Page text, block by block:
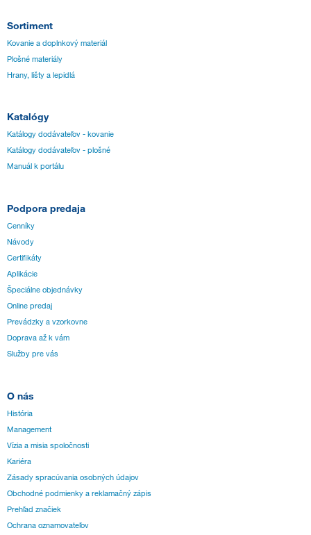
Sortiment
Kovanie a doplnkový materiál
Plošné materiály
Hrany, lišty a lepidlá
Katalógy
Katálogy dodávateľov - kovanie
Katálogy dodávateľov - plošné
Manuál k portálu
Podpora predaja
Cenníky
Návody
Certifikáty
Aplikácie
Špeciálne objednávky
Online predaj
Prevádzky a vzorkovne
Doprava až k vám
Služby pre vás
O nás
História
Management
Vízia a misia spoločnosti
Kariéra
Zásady spracúvania osobných údajov
Obchodné podmienky a reklamačný zápis
Prehľad značiek
Ochrana oznamovateľov